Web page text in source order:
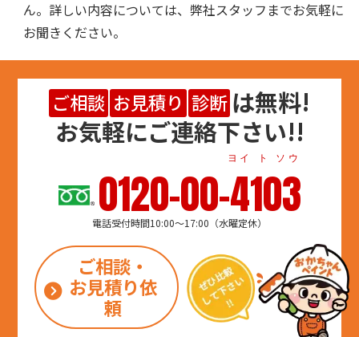
ん。詳しい内容については、弊社スタッフまでお気軽に
お聞きください。
ご相談 お見積り 診断 は無料!
お気軽にご連絡下さい!!
0120-00-4103
ヨイ ト ソウ
電話受付時間10:00～17:00（水曜定休）
ご相談・
お見積り依
頼